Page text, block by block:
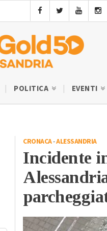
POLITICA EVENTI
CRONACA-ALESSANDRIA
Incidente